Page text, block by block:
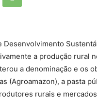
Desenvolvimento
a produção rural
a denominação e os
(Agroamazon), a pasta
rurais e